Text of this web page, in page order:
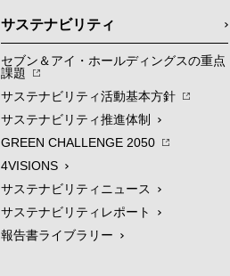
サステナビリティ
セブン＆アイ・ホールディングスの重点
課題
サステナビリティ活動基本方針
サステナビリティ推進体制
GREEN CHALLENGE 2050
4VISIONS
サステナビリティニュース
サステナビリティレポート
報告書ライブラリー